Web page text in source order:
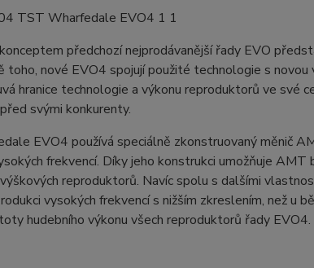
předchozí nejprodávanější řady EVO
toho, nové EVO4 spojují použité technologie s
hranice technologie a výkonu reproduktorů ve své
svými konkurenty.
EVO4 používá speciálně zkonstruovaný měnič
frekvencí. Díky jeho konstrukci umožňuje
reproduktorů. Navíc spolu s dalšími
vysokých frekvencí s nižším zkreslením, než u
hudebního výkonu všech reproduktorů řady EVO4.